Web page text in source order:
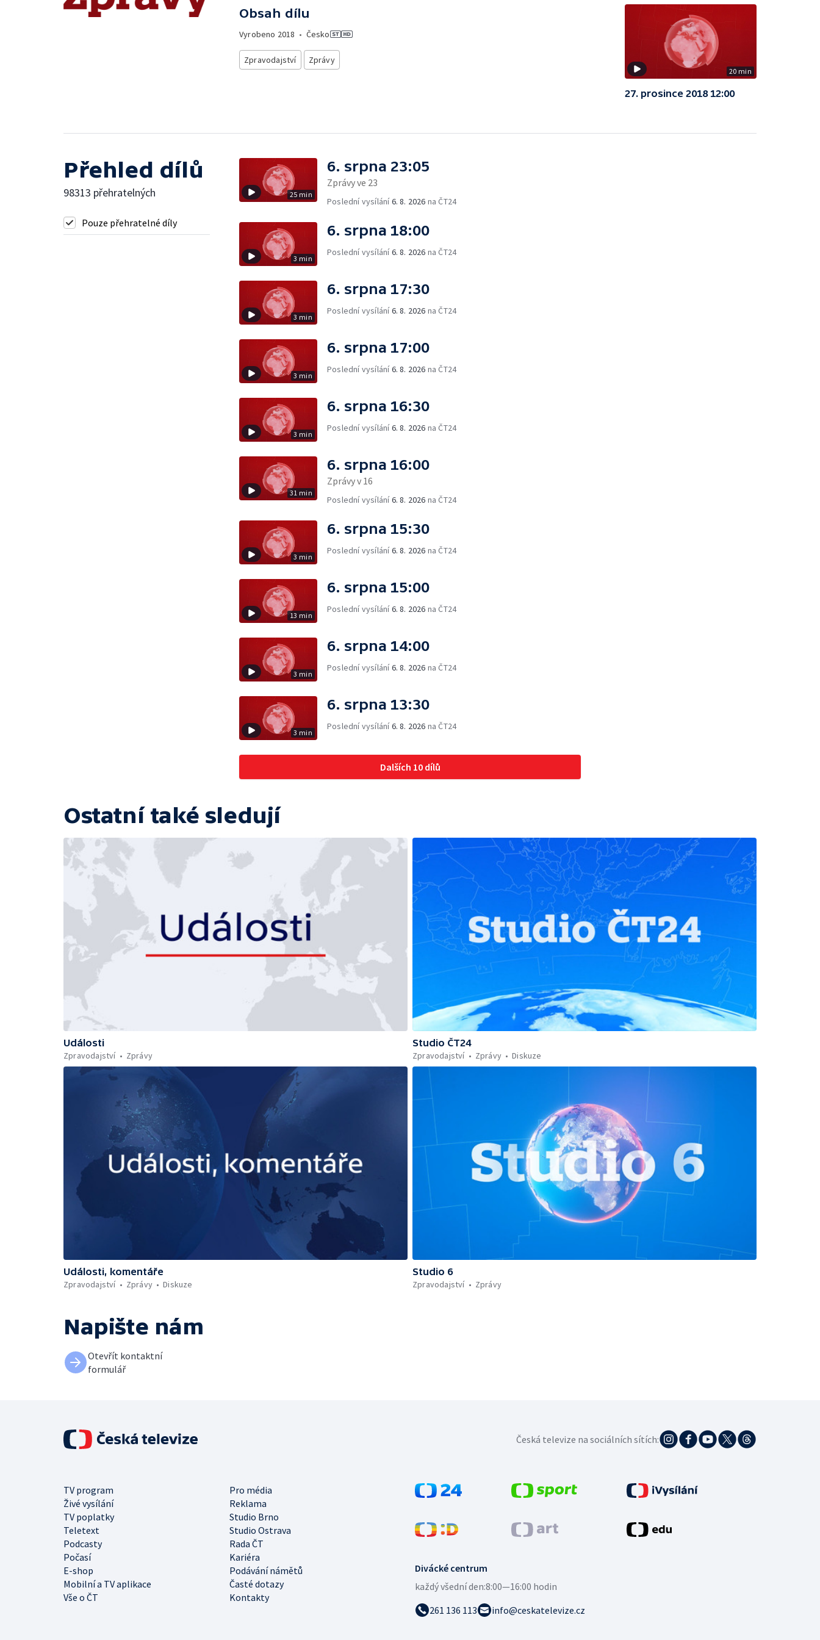
Obsah dílu
Vyrobeno 2018 • Česko
Zpravodajství Zprávy
20 min
27. prosince 2018 12:00
Přehled dílů
98313 přehratelných
Pouze přehratelné díly
25 min
6. srpna 23:05
Zprávy ve 23
Poslední vysílání6. 8. 2026 na ČT24
3 min
6. srpna 18:00
Poslední vysílání6. 8. 2026 na ČT24
3 min
6. srpna 17:30
Poslední vysílání6. 8. 2026 na ČT24
3 min
6. srpna 17:00
Poslední vysílání6. 8. 2026 na ČT24
3 min
6. srpna 16:30
Poslední vysílání6. 8. 2026 na ČT24
31 min
6. srpna 16:00
Zprávy v 16
Poslední vysílání6. 8. 2026 na ČT24
3 min
6. srpna 15:30
Poslední vysílání6. 8. 2026 na ČT24
13 min
6. srpna 15:00
Poslední vysílání6. 8. 2026 na ČT24
3 min
6. srpna 14:00
Poslední vysílání6. 8. 2026 na ČT24
3 min
6. srpna 13:30
Poslední vysílání6. 8. 2026 na ČT24
Dalších 10 dílů
Ostatní také sledují
Události
Zpravodajství
Zprávy
Studio ČT24
Zpravodajství
Zprávy Diskuze
Události, komentáře
Zpravodajství
Zprávy Diskuze
Studio 6
Zpravodajství
Zprávy
Napište nám
Otevřít kontaktní
formulář
Divácké centrum
každý všední den:8:00—16:00 hodin
261 136 113
info@ceskatelevize.cz
TV program
Pro média
Živé vysílání
Reklama
TV poplatky
Studio Brno
Teletext
Studio Ostrava
Podcasty
Rada ČT
Počasí
Kariéra
E-shop
Podávání námětů
Mobilní a TV aplikace
Časté dotazy
Vše o ČT
Kontakty
Česká televize na sociálních sítích: